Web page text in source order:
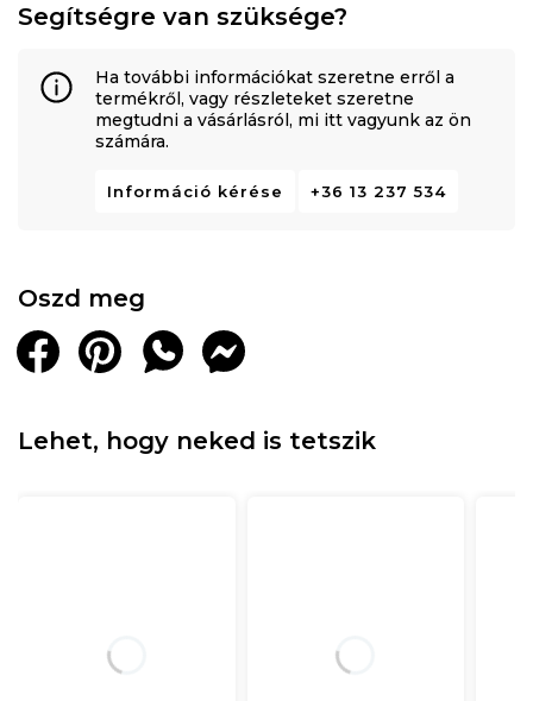
Segítségre van szüksége?
Ha további információkat szeretne erről a
termékről, vagy részleteket szeretne
megtudni a vásárlásról, mi itt vagyunk az ön
számára.
Információ kérése +36 13 237 534
Oszd meg
Lehet, hogy neked is tetszik